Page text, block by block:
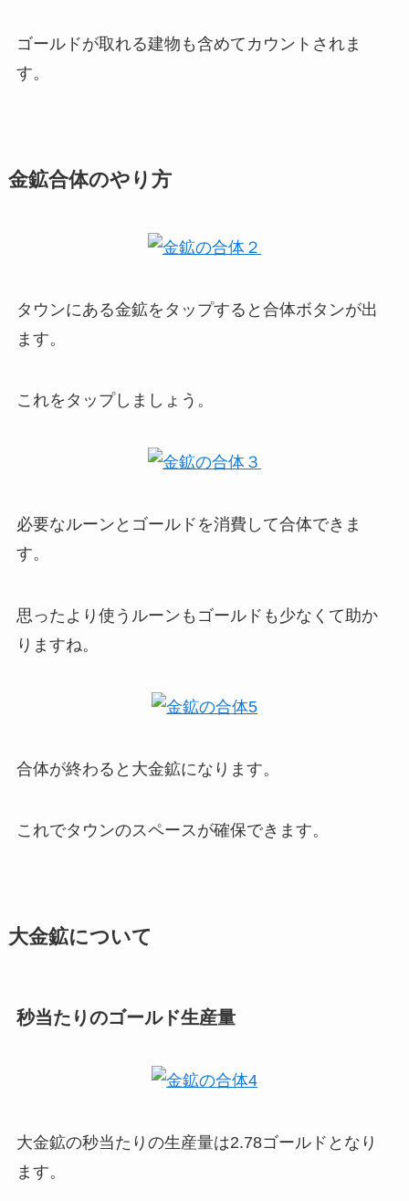
ゴールドが取れる建物も含めてカウントされま
す。
金鉱合体のやり方
タウンにある金鉱をタップすると合体ボタンが出
ます。
これをタップしましょう。
必要なルーンとゴールドを消費して合体できま
す。
思ったより使うルーンもゴールドも少なくて助か
りますね。
合体が終わると大金鉱になります。
これでタウンのスペースが確保できます。
大金鉱について
秒当たりのゴールド生産量
大金鉱の秒当たりの生産量は2.78ゴールドとなり
ます。